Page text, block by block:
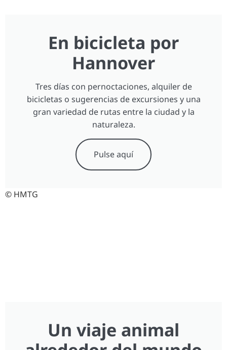
En bicicleta por
Hannover
Tres días con pernoctaciones, alquiler de
bicicletas o sugerencias de excursiones y una
gran variedad de rutas entre la ciudad y la
naturaleza.
Pulse aquí
© HMTG
Un viaje animal